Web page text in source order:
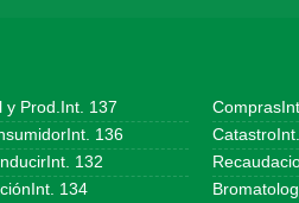
y Prod.Int. 137
136
132
134